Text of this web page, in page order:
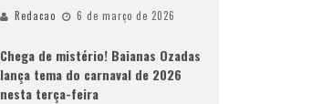
Redacao 6 de março de 2026
Chega de mistério! Baianas Ozadas
lança tema do carnaval de 2026
nesta terça-feira